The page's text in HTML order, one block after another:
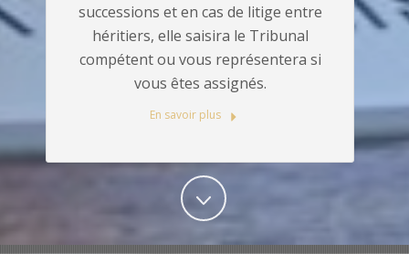
successions et en cas de litige entre
héritiers, elle saisira le Tribunal
compétent ou vous représentera si
vous êtes assignés.
En savoir plus